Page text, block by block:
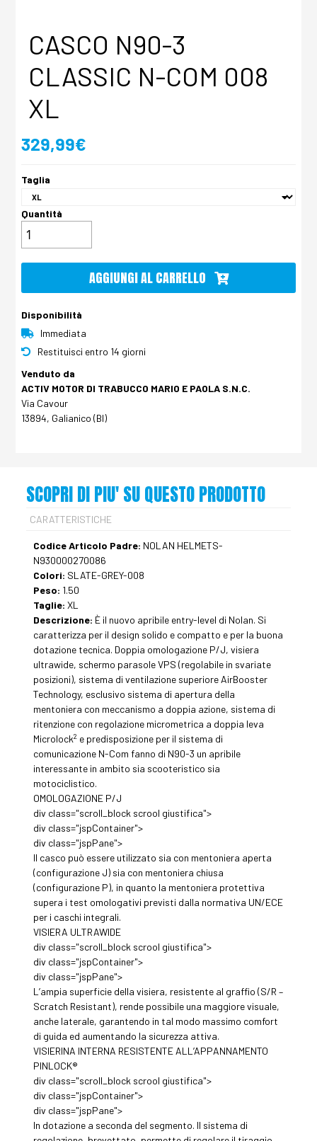
CASCO N90-3
CLASSIC N-COM 008
XL
329,99€
Taglia
Quantità
AGGIUNGI AL CARRELLO
Disponibilità
Immediata
Restituisci entro 14 giorni
Venduto da
ACTIV MOTOR DI TRABUCCO MARIO E PAOLA S.N.C.
Via Cavour
13894, Galianico (BI)
SCOPRI DI PIU' SU QUESTO PRODOTTO
CARATTERISTICHE
Codice Articolo Padre: NOLAN HELMETS-
N930000270086
Colori: SLATE-GREY-008
Peso: 1.50
Taglie:XL
Descrizione: È il nuovo apribile entry-level di Nolan. Si
caratterizza per il design solido e compatto e per la buona
dotazione tecnica. Doppia omologazione P/J, visiera
ultrawide, schermo parasole VPS (regolabile in svariate
posizioni), sistema di ventilazione superiore AirBooster
Technology, esclusivo sistema di apertura della
mentoniera con meccanismo a doppia azione, sistema di
ritenzione con regolazione micrometrica a doppia leva
Microlock2 e predisposizione per il sistema di
comunicazione N-Com fanno di N90-3 un apribile
interessante in ambito sia scooteristico sia
motociclistico.
OMOLOGAZIONE P/J
div class="scroll_block scrool giustifica">
div class="jspContainer">
div class="jspPane">
Il casco può essere utilizzato sia con mentoniera aperta
(configurazione J) sia con mentoniera chiusa
(configurazione P), in quanto la mentoniera protettiva
supera i test omologativi previsti dalla normativa UN/ECE
per i caschi integrali.
VISIERA ULTRAWIDE
div class="scroll_block scrool giustifica">
div class="jspContainer">
div class="jspPane">
L’ampia superficie della visiera, resistente al graffio (S/R –
Scratch Resistant), rende possibile una maggiore visuale,
anche laterale, garantendo in tal modo massimo comfort
di guida ed aumentando la sicurezza attiva.
VISIERINA INTERNA RESISTENTE ALL’APPANNAMENTO
PINLOCK®
div class="scroll_block scrool giustifica">
div class="jspContainer">
div class="jspPane">
In dotazione a seconda del segmento. Il sistema di